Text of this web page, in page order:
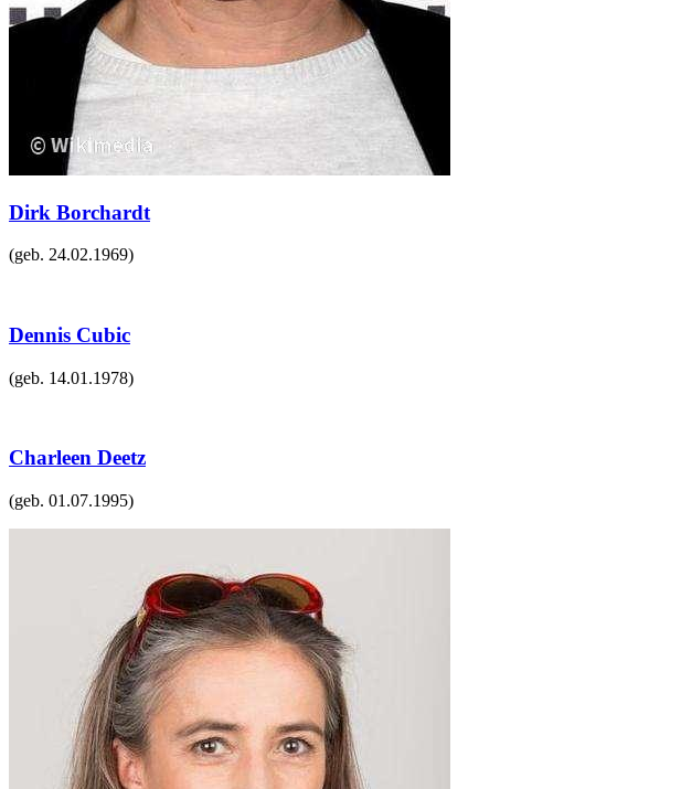
Dirk Borchardt
(geb. 24.02.1969)
Dennis Cubic
(geb. 14.01.1978)
Charleen Deetz
(geb. 01.07.1995)